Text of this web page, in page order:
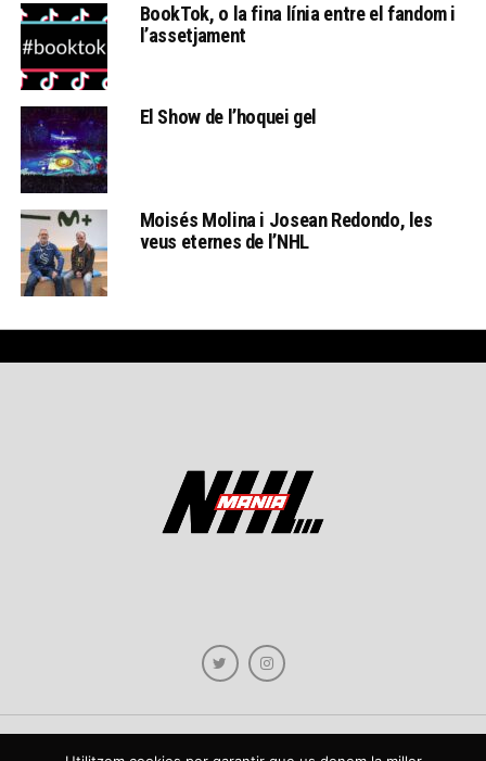
BookTok, o la fina línia entre el fandom i
l’assetjament
El Show de l’hoquei gel
Moisés Molina i Josean Redondo, les
veus eternes de l’NHL